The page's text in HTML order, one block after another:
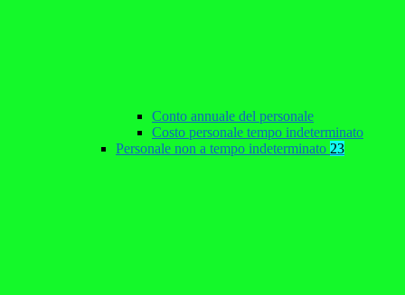
Conto annuale del personale
Costo personale tempo indeterminato
Personale non a tempo indeterminato 23